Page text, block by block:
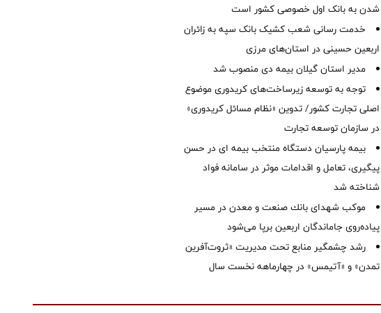
شدن به بانک اول خصوصی کشور است
خدمت رسانی شعب کشیک بانک سپه به زائران
اربعین حسینی در استان‌‌های مرزی
‌مدیر استان گیلان بیمه دی منصوب شد
توجه به توسعه زیرساخت‌های کریدوری موضوع
اصلی تجارت کشور/ تدوین «نظام مسائل کریدوری»
در سازمان توسعه تجارت
بیمه پارسیان دستگاه منتخب بیمه ای در حسن
پیگیری، تعامل و اقدامات موثر در سامانه فواد
شناخته شد
موكب شهدای بانك صنعت و معدن در مسیر
پیاده‌روی جاماندگان اربعین برپا می‌شود
رشد چشمگیر منابع تحت مدیریت «ثروت‌آفرین
تمدن» و «آتیمس» در چهارماهه نخست سال